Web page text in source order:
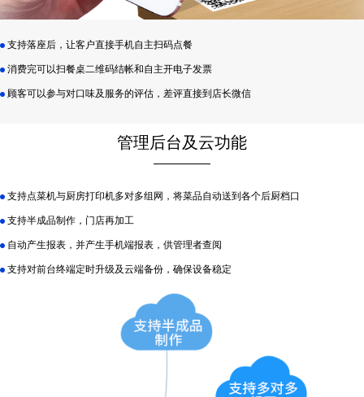
支持落座后，让客户直接手机自主扫码点餐
消费完可以扫餐桌二维码结帐和自主开电子发票
顾客可以参与对口味及服务的评估，差评直接到店长微信
管理后台及云功能
支持点菜机与厨房打印机多对多组网，将菜品自动送到各个后厨档口
支持半成品制作，门店再加工
自动产生报表，并产生手机端报表，供管理者查阅
支持对前台终端定时升级及云端备份，确保设备稳定